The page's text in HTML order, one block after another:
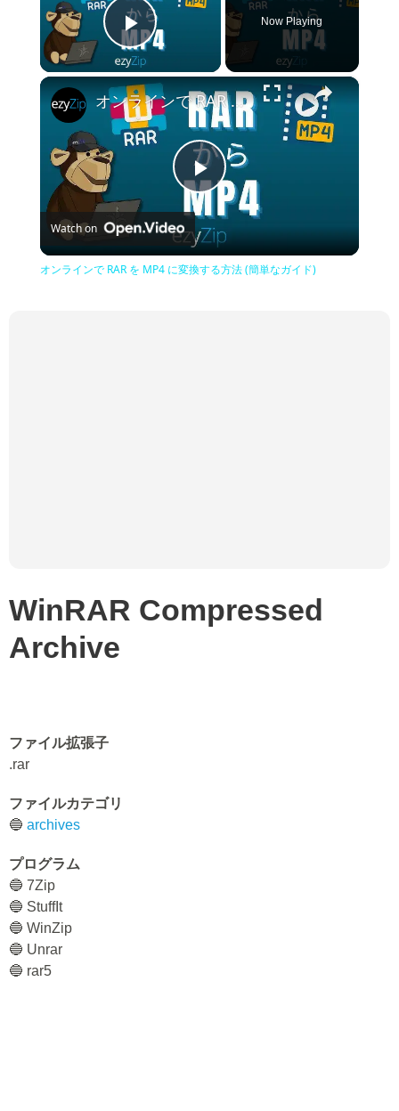
Play Video
Now Playing
×
Play
Video
オンラインで RAR を MP4 に変換する方法 (簡単なガイド)
Watch on
オンラインで RAR を MP4 に変換する方法 (簡単なガイド)
WinRAR Compressed
Archive
ファイル拡張子
.rar
ファイルカテゴリ
🔵 archives
プログラム
🔵 7Zip
🔵 StuffIt
🔵 WinZip
🔵 Unrar
🔵 rar5